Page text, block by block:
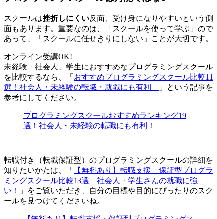
スクールは挫折しにくい反面、受け身になりやすいという側
面もあります。重要なのは、「スクールを使って学ぶ」ので
あって、
「スクールに任せきりにしない」ことが大切です。
オンライン受講OK!
未経験・社会人、学生におすすめなプログラミングスクール
を比較するなら、「 おすすめプログラミングスクール比較11
選！社会人・未経験の転職・就職にも有利！
」という記事を
参考にしてください。
プログラミングスクールおすすめランキング19
選！社会人・未経験の転職にも有利！
転職付き（転職保証型）のプログラミングスクールの詳細を
知りたいかたは、「
【無料あり】転職支援・保証型プログラ
ミングスクール比較13選！社会人・学生さんの就職に強
い！
」をご覧いただき、自分の目標や目的にぴったりのスク
ールを見つけてくださいね。